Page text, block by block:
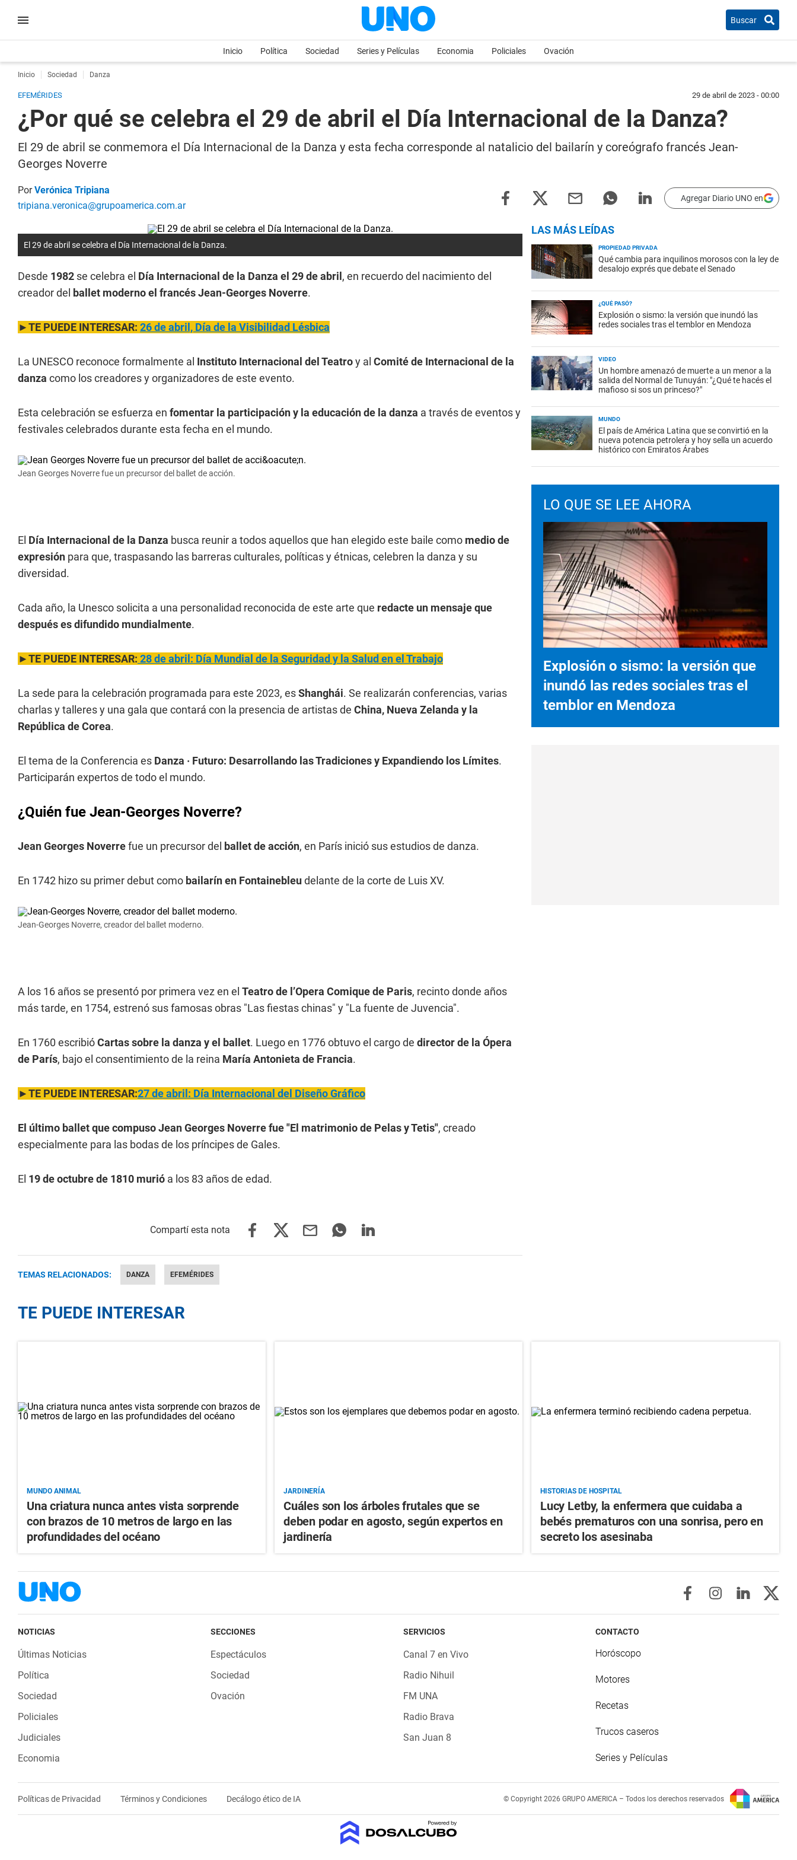
Buscar
Inicio Política Sociedad Series y Películas Economia Policiales Ovación
Inicio Sociedad Danza
EFEMÉRIDES 29 de abril de 2023 - 00:00
¿Por qué se celebra el 29 de abril el Día Internacional de la Danza?
El 29 de abril se conmemora el Día Internacional de la Danza y esta fecha corresponde al natalicio del bailarín y coreógrafo francés Jean-
Georges Noverre
PorVerónica Tripiana
tripiana.veronica@grupoamerica.com.ar
Agregar Diario UNO en
El 29 de abril se celebra el Día Internacional de la Danza.
Desde 1982 se celebra el Día Internacional de la Danza el 29 de abril , en recuerdo del nacimiento del
creador del ballet moderno el francés Jean-Georges Noverre.
►TE PUEDE INTERESAR: 26 de abril, Día de la Visibilidad Lésbica
La UNESCO reconoce formalmente al Instituto Internacional del Teatroy al Comité de Internacional de la
danza como los creadores y organizadores de este evento.
Esta celebración se esfuerza en fomentar la participación y la educación de la danza a través de eventos y
festivales celebrados durante esta fecha en el mundo.
Jean Georges Noverre fue un precursor del ballet de acción.
El Día Internacional de la Danza busca reunir a todos aquellos que han elegido este baile como medio de
expresión para que, traspasando las barreras culturales, políticas y étnicas, celebren la danza y su
diversidad.
Cada año, la Unesco solicita a una personalidad reconocida de este arte que redacte un mensaje que
después es difundido mundialmente.
►TE PUEDE INTERESAR: 28 de abril: Día Mundial de la Seguridad y la Salud en el Trabajo
La sede para la celebración programada para este 2023, esShanghái. Se realizarán conferencias, varias
charlas y talleres y una gala que contará con la presencia de artistas de China, Nueva Zelanda y la
República de Corea.
El tema de la Conferencia es Danza · Futuro: Desarrollando las Tradiciones y Expandiendo los Límites.
Participarán expertos de todo el mundo.
¿Quién fue Jean-Georges Noverre?
Jean Georges Noverrefue un precursor del ballet de acción, en París inició sus estudios de danza.
En 1742 hizo su primer debut como bailarín en Fontainebleudelante de la corte de Luis XV.
Jean-Georges Noverre, creador del ballet moderno.
A los 16 años se presentó por primera vez en el Teatro de l’Opera Comique de Paris, recinto donde años
más tarde, en 1754, estrenó sus famosas obras "Las fiestas chinas" y "La fuente de Juvencia".
En 1760 escribióCartas sobre la danza y el ballet. Luego en 1776 obtuvo el cargo de director de la Ópera
de París, bajo el consentimiento de la reina María Antonieta de Francia.
►TE PUEDE INTERESAR:27 de abril: Día Internacional del Diseño Gráfico
El último ballet que compuso Jean Georges Noverre fue "El matrimonio de Pelas y Tetis", creado
especialmente para las bodas de los príncipes de Gales.
El 19 de octubre de 1810 murió a los 83 años de edad.
TEMAS RELACIONADOS: DANZA EFEMÉRIDES
LAS MÁS LEÍDAS
PROPIEDAD PRIVADA
Qué cambia para inquilinos morosos con la ley de
desalojo exprés que debate el Senado
¿QUÉ PASÓ?
Explosión o sismo: la versión que inundó las
redes sociales tras el temblor en Mendoza
VIDEO
Un hombre amenazó de muerte a un menor a la
salida del Normal de Tunuyán: "¿Qué te hacés el
mafioso si sos un princeso?"
MUNDO
El país de América Latina que se convirtió en la
nueva potencia petrolera y hoy sella un acuerdo
histórico con Emiratos Árabes
LO QUE SE LEE AHORA
Explosión o sismo: la versión que
inundó las redes sociales tras el
temblor en Mendoza
TE PUEDE INTERESAR
MUNDO ANIMAL
Una criatura nunca antes vista sorprende
con brazos de 10 metros de largo en las
profundidades del océano
JARDINERÍA
Cuáles son los árboles frutales que se
deben podar en agosto, según expertos en
jardinería
HISTORIAS DE HOSPITAL
Lucy Letby, la enfermera que cuidaba a
bebés prematuros con una sonrisa, pero en
secreto los asesinaba
NOTICIAS
Últimas Noticias
Política
Sociedad
Policiales
Judiciales
Economia
SECCIONES
Espectáculos
Sociedad
Ovación
SERVICIOS
Canal 7 en Vivo
Radio Nihuil
FM UNA
Radio Brava
San Juan 8
CONTACTO
Horóscopo
Motores
Recetas
Trucos caseros
Series y Películas
Políticas de Privacidad Términos y Condiciones Decálogo ético de IA © Copyright 2026 GRUPO AMERICA – Todos los derechos reservados